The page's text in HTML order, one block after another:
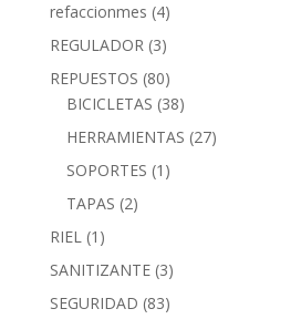
refaccionmes (4)
REGULADOR (3)
REPUESTOS (80)
BICICLETAS (38)
HERRAMIENTAS (27)
SOPORTES (1)
TAPAS (2)
RIEL (1)
SANITIZANTE (3)
SEGURIDAD (83)